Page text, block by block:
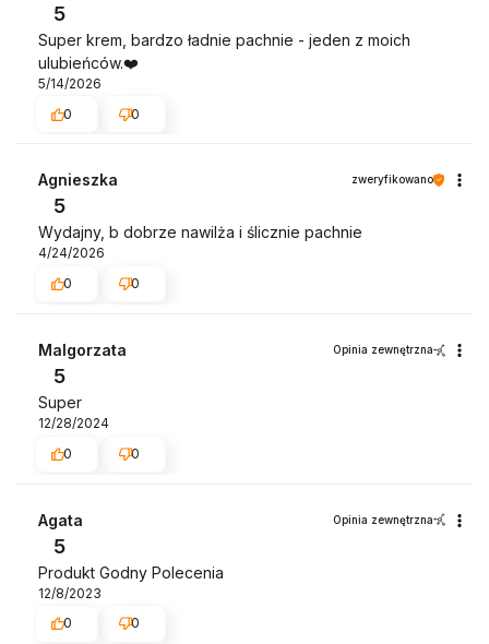
5
Super krem, bardzo ładnie pachnie - jeden z moich
ulubieńców.❤️
5/14/2026
0
0
Agnieszka zweryfikowano
5
Wydajny, b dobrze nawilża i ślicznie pachnie
4/24/2026
0
0
Malgorzata Opinia zewnętrzna
5
Super
12/28/2024
0
0
Agata Opinia zewnętrzna
5
Produkt Godny Polecenia
12/8/2023
0
0